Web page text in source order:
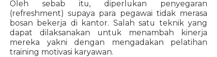
Oleh sebab itu, diperlukan penyegaran
(refreshment) supaya para pegawai tidak merasa
bosan bekerja di kantor. Salah satu teknik yang
dapat dilaksanakan untuk menambah kinerja
mereka yakni dengan mengadakan pelatihan
training motivasi karyawan.